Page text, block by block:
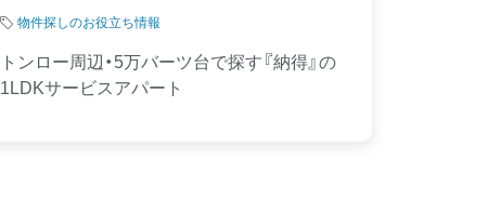
物件探しのお役立ち情報
トンロー周辺・5万バーツ台で探す『納得』の
1LDKサービスアパート